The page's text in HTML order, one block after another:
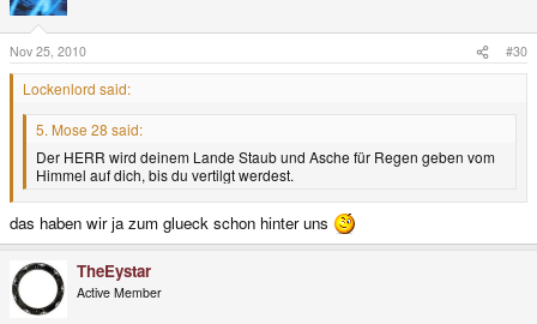
Nov 25, 2010 #30
Lockenlord said:
5. Mose 28 said:
Der HERR wird deinem Lande Staub und Asche für Regen geben vom
Himmel auf dich, bis du vertilgt werdest.
das haben wir ja zum glueck schon hinter uns
TheEystar
Active Member